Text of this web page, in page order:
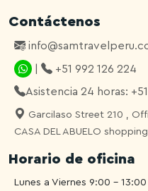
Contáctenos
+51 992 126 224
Asistencia 24 horas:
Garcilaso Street 210 ,
CASA DEL ABUELO
Horario de oficina
Lunes a Viernes 9:00 -